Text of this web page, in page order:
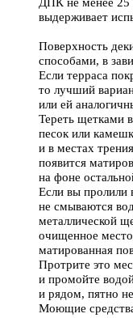
ДПК не менее 25
выдерживает
Поверхность
способами, в
Если терраса
то лучший
или ей
Тереть щетками
песок или
и в местах
появится
на фоне
Если вы пролили
не смываются
металлической
очищенное
матированная
Протрите это
и промойте
и рядом, пятно
Моющие